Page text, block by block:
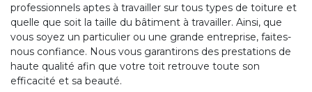
professionnels aptes à travailler sur tous types de toiture et
quelle que soit la taille du bâtiment à travailler. Ainsi, que
vous soyez un particulier ou une grande entreprise, faites-
nous confiance. Nous vous garantirons des prestations de
haute qualité afin que votre toit retrouve toute son
efficacité et sa beauté.